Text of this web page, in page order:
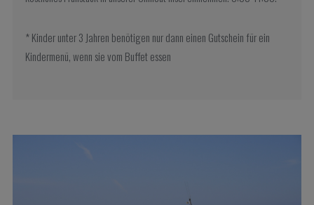
* Kinder unter 3 Jahren benötigen nur dann einen Gutschein für ein
Kindermenü, wenn sie vom Buffet essen